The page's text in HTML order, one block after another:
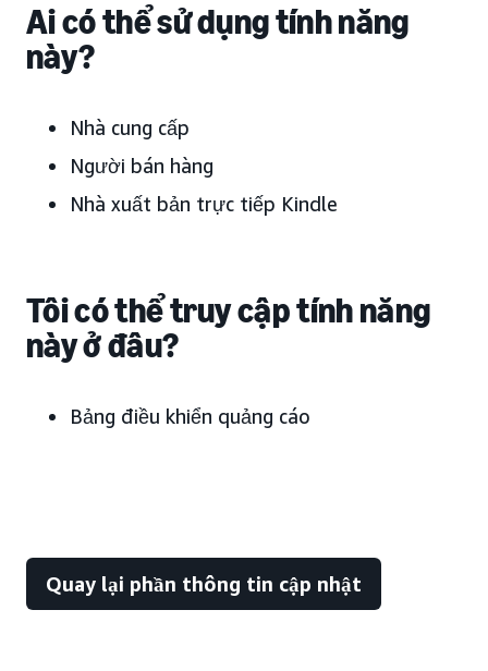
Ai có thể sử dụng tính năng
này?
Nhà cung cấp
Người bán hàng
Nhà xuất bản trực tiếp Kindle
Tôi có thể truy cập tính năng
này ở đâu?
Bảng điều khiển quảng cáo
Quay lại phần thông tin cập nhật